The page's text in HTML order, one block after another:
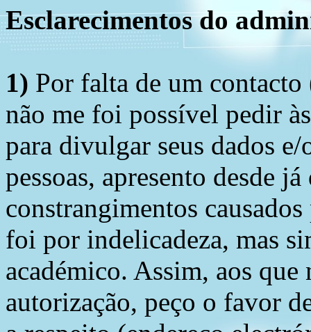
Esclarecimentos do
1) Por falta de um
não me foi possível pedir
para divulgar seus dados
pessoas, apresento desde
constrangimentos
foi por indelicadeza, mas
académico. Assim, aos
autorização, peço o favor